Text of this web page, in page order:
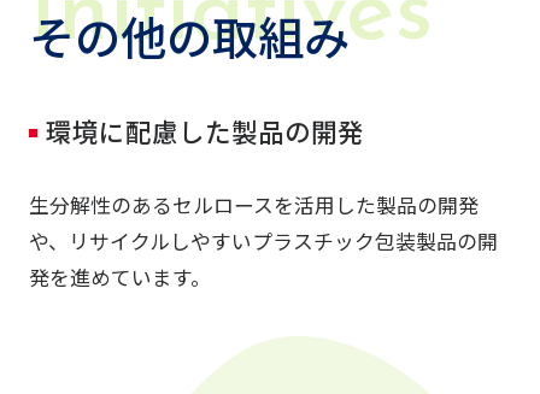
その他の取組み
環境に配慮した製品の開発
生分解性のあるセルロースを活用した製品の開発
や、リサイクルしやすいプラスチック包装製品の開
発を進めています。